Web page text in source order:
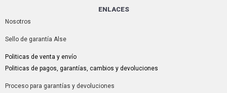
ENLACES
Nosotros
Sello de garantía Alse
Politicas de venta y envío
Politicas de pagos, garantías, cambios y devoluciones
Proceso para garantías y devoluciones